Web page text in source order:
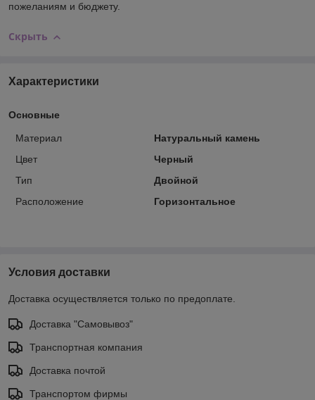
пожеланиям и бюджету.
Скрыть
Характеристики
Основные
Материал
Натуральный камень
Цвет
Черный
Тип
Двойной
Расположение
Горизонтальное
Условия доставки
Доставка осуществляется только по предоплате.
Доставка "Самовывоз"
Транспортная компания
Доставка почтой
Транспортом фирмы